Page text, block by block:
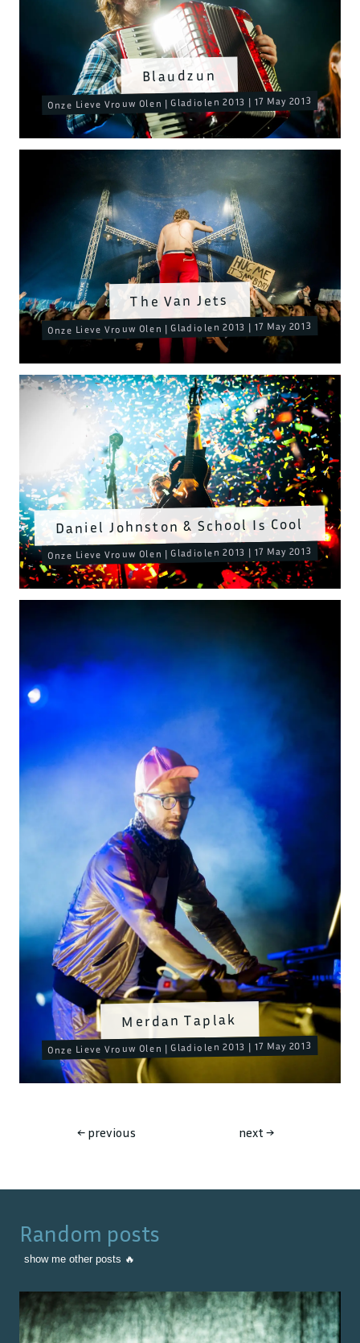
The Van Jets
Onze Lieve Vrouw Olen | Gladiolen 2013 | 17 May 2013
Daniel Johnston & School Is Cool
Onze Lieve Vrouw Olen | Gladiolen 2013 | 17 May 2013
Merdan Taplak
Onze Lieve Vrouw Olen | Gladiolen 2013 | 17 May 2013
Blaudzun
Onze Lieve Vrouw Olen | Gladiolen 2013 | 17 May 2013
← previous next→
Random posts
show me other posts 🔥